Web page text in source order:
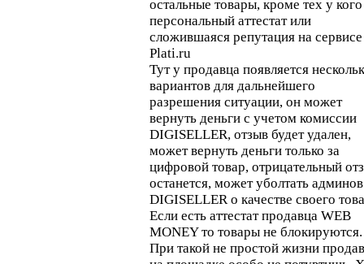
остальные товары, кроме тех у кого
персональный аттестат или
сложившаяся репутация на сервисе
Plati.ru
Тут у продавца появляется
вариантов для дальнейшего
разрешения ситуации, он может
вернуть деньги с учетом комиссии
DIGISELLER, отзыв будет удален,
может вернуть деньги только за
цифровой товар, отрицательный
останется, может уболтать админов
DIGISELLER о качестве своего
Если есть аттестат продавца WEB
MONEY то товары не блокируются.
При такой не простой жизни